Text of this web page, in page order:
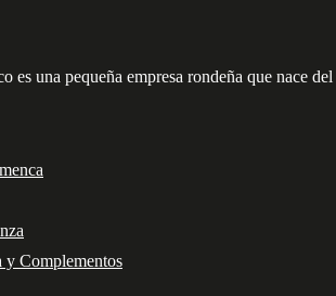
es una pequeña empresa rondeña que nace
y Complementos